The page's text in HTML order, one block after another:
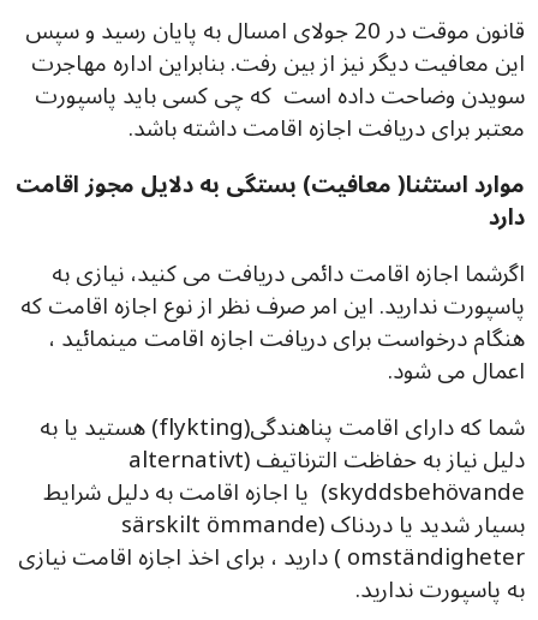
قانون موقت در 20 جولای امسال به پایان رسید و سپس
این معافیت دیگر نیز از بین رفت. بنابراین اداره مهاجرت
سویدن وضاحت داده است که چی کسی باید پاسپورت
معتبر برای دریافت اجازه اقامت داشته باشد.
موارد استثنا( معافیت) بستگی به دلایل مجوز اقامت
دارد
اگرشما اجازه اقامت دائمی دریافت می کنید، نیازی به
پاسپورت ندارید. این امر صرف نظر از نوع اجازه اقامت که
هنگام درخواست برای دریافت اجازه اقامت مینمائید ،
اعمال می شود.
شما که دارای اقامت پناهندگی(flykting) هستید یا به
دلیل نیاز به حفاظت الترناتیف (alternativt
skyddsbehövande) یا اجازه اقامت به دلیل شرایط
بسیار شدید یا دردناک (särskilt ömmande
omständigheter ) دارید ، برای اخذ اجازه اقامت نیازی
به پاسپورت ندارید.